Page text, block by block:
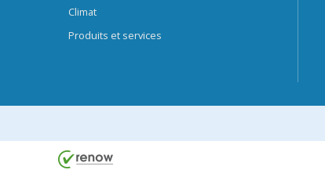
Climat
Produits et services